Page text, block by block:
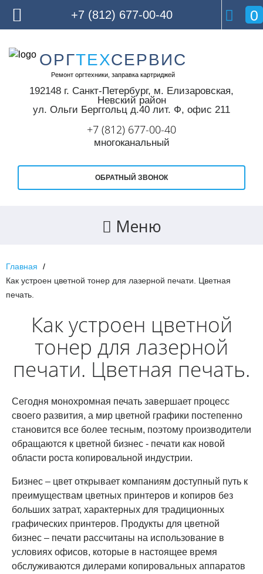
Skip
ОРГТЕХСЕРВИС
Ремонт оргтехники, заправка картриджей
192148 г. Санкт-Петербург, м. Елизаровская,
Невский район
ул. Ольги Берггольц д.40 лит. Ф, офис 211
+7 (812) 677-00-40
многоканальный
ОБРАТНЫЙ ЗВОНОК
Меню
Главная
Как устроен цветной тонер для лазерной печати. Цветная
печать.
Как устроен цветной
тонер для лазерной
печати. Цветная печать.
Сегодня монохромная печать завершает процесс
своего развития, а мир цветной графики постепенно
становится все более тесным, поэтому производители
обращаются к цветной бизнес - печати как новой
области роста копировальной индустрии.
Бизнес – цвет открывает компаниям доступный путь к
преимуществам цветных принтеров и копиров без
больших затрат, характерных для традиционных
графических принтеров. Продукты для цветной
бизнес – печати рассчитаны на использование в
условиях офисов, которые в настоящее время
обслуживаются дилерами копировальных аппаратов
+7 (812) 677-00-40 0